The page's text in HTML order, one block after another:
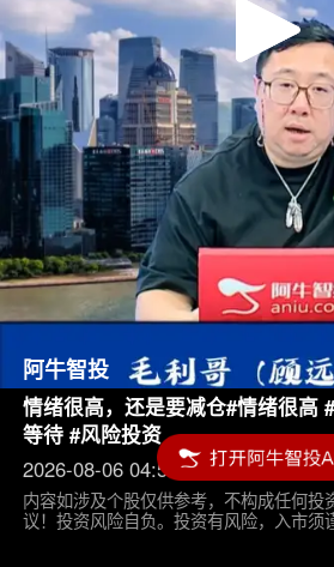
Play
Video
阿牛智投
情绪很高，还是要减仓#情绪很高
等待 #风险投资
2026-08-06 04:55
内容如涉及个股仅供参考，不构成任何投
议！投资风险自负。投资有风险，入市须